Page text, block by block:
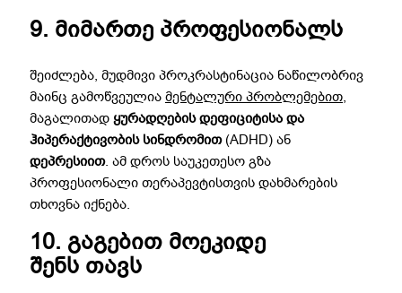
9. მიმართე პროფესიონალს
შეიძლება, მუდმივი პროკრასტინაცია ნაწილობრივ
მაინც გამოწვეულია მენტალური პრობლემებით,
მაგალითად ყურადღების დეფიციტისა და
ჰიპერაქტივობის სინდრომით(ADHD) ან
დეპრესიით. ამ დროს საუკეთესო გზა
პროფესიონალი თერაპევტისთვის დახმარების
თხოვნა იქნება.
10. გაგებით მოეკიდე
შენს თავს